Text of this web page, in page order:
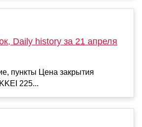
Daily history за 21 апреля
пункты Цена закрытия
225...